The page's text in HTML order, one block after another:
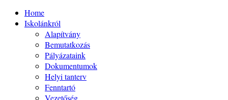
Home
Iskolánkról
Alapítvány
Bemutatkozás
Pályázataink
Dokumentumok
Helyi tanterv
Fenntartó